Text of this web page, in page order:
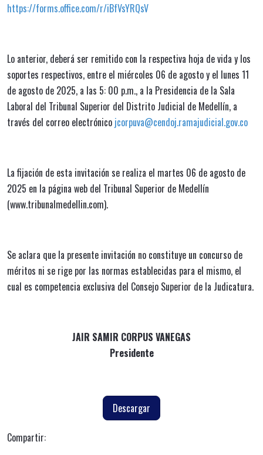
https://forms.office.com/r/iBfVsYRQsV
Lo anterior, deberá ser remitido con la respectiva hoja de vida y los
soportes respectivos, entre el miércoles 06 de agosto y el lunes 11
de agosto de 2025, a las 5: 00 p.m., a la Presidencia de la Sala
Laboral del Tribunal Superior del Distrito Judicial de Medellín, a
través del correo electrónico jcorpuva@cendoj.ramajudicial.gov.co
La fijación de esta invitación se realiza el martes 06 de agosto de
2025 en la página web del Tribunal Superior de Medellín
(www.tribunalmedellin.com).
Se aclara que la presente invitación no constituye un concurso de
méritos ni se rige por las normas establecidas para el mismo, el
cual es competencia exclusiva del Consejo Superior de la Judicatura.
JAIR SAMIR CORPUS VANEGAS
Presidente
Descargar
Compartir: